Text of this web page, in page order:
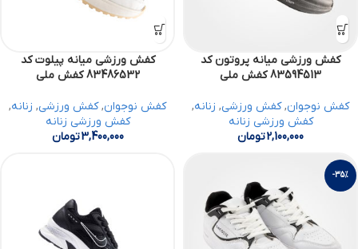
کفش ورزشی میانه پروتون کد
83594513 کفش ملی
کفش نوجوان,کفش ورزشی, زنانه,
کفش ورزشی زنانه
2,100,000تومان
کفش ورزشی میانه پیلوت کد
83486532 کفش ملی
کفش نوجوان,کفش ورزشی, زنانه,
کفش ورزشی زنانه
3,400,000تومان
-35%